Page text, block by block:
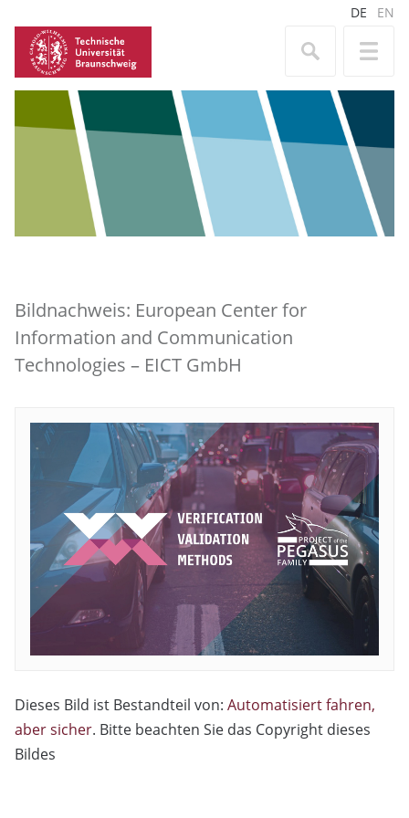
DE EN
Bildnachweis: European Center for
Information and Communication
Technologies – EICT GmbH
Dieses Bild ist Bestandteil von: Automatisiert fahren,
aber sicher. Bitte beachten Sie das Copyright dieses
Bildes